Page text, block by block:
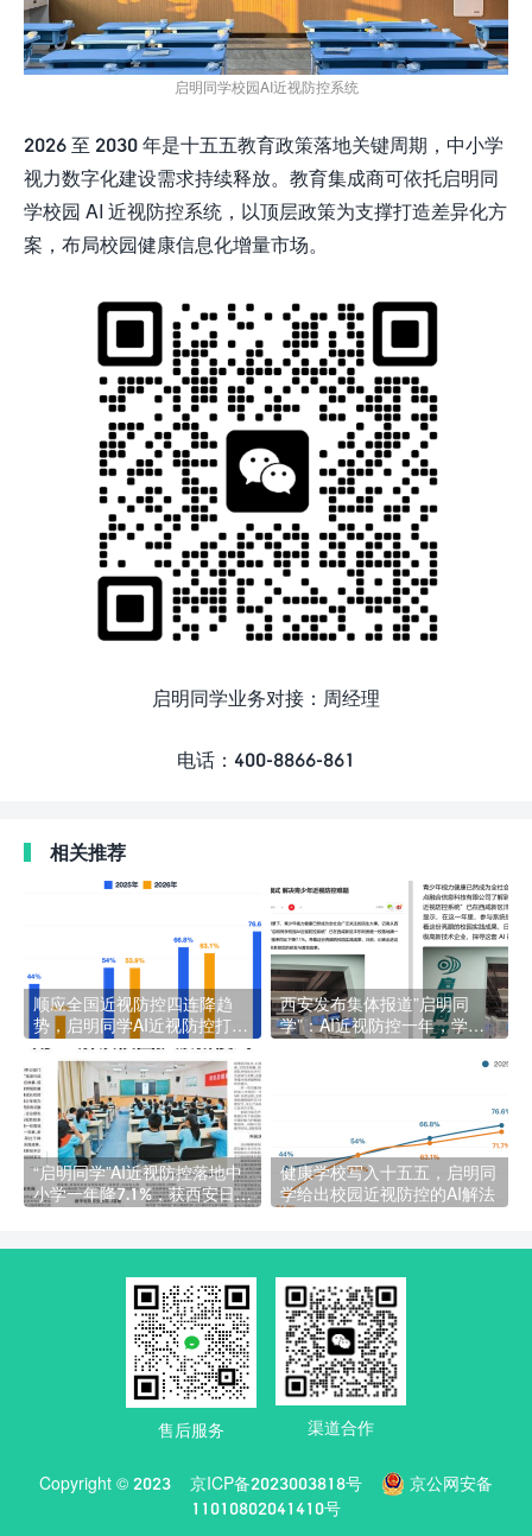
启明同学校园AI近视防控系统
2026 至 2030 年是十五五教育政策落地关键周期，中小学
视力数字化建设需求持续释放。教育集成商可依托启明同
学校园 AI 近视防控系统，以顶层政策为支撑打造差异化方
案，布局校园健康信息化增量市场。
启明同学业务对接：周经理
电话：400-8866-861
相关推荐
顺应全国近视防控四连降趋
势，启明同学AI近视防控打造
校园常态化护眼落地方案
西安发布集体报道”启明同
学”：AI近视防控一年，学校
“启明同学”AI近视防控落地中
小学一年降7.1%，获西安日报
健康学校写入十五五，启明同
学给出校园近视防控的AI解法
售后服务 渠道合作
Copyright © 2023 京ICP备2023003818号
京公网安备
11010802041410号